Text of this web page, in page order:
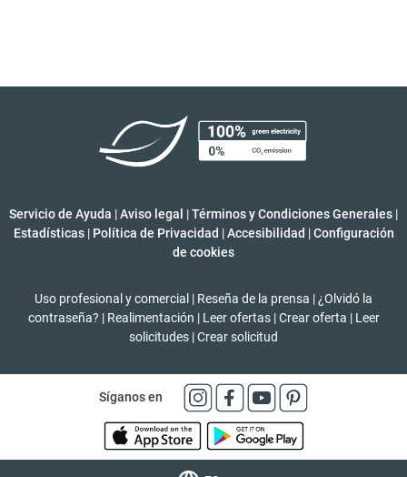
Servicio de Ayuda |Aviso legal |Términos y Condiciones Generales |
Estadísticas | Política de Privacidad | Accesibilidad | Configuración
de cookies
Uso profesional y comercial | Reseña de la prensa | ¿Olvidó la
contraseña? | Realimentación | Leer ofertas | Crear oferta | Leer
solicitudes |Crear solicitud
Síganos en